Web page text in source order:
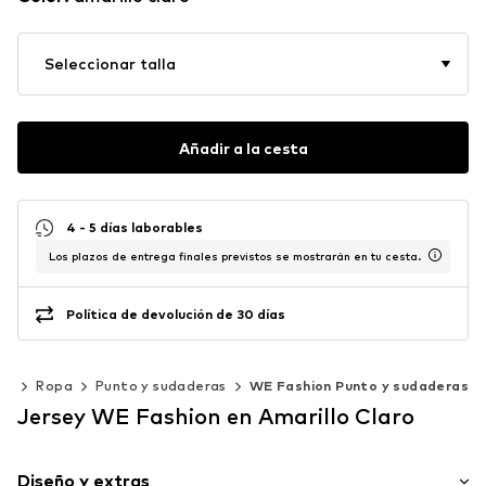
Seleccionar talla
Añadir a la cesta
4 - 5 días laborables
Los plazos de entrega finales previstos se mostrarán en tu cesta.
Política de devolución de 30 días
Ropa Punto y sudaderas WE Fashion Punto y sudaderas
Jersey WE Fashion en Amarillo Claro
Diseño y extras